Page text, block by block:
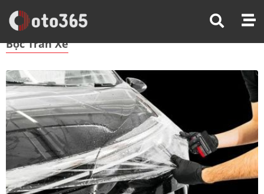
Trang Chủ Bọc Trần Xe
Bọc Trần Xe